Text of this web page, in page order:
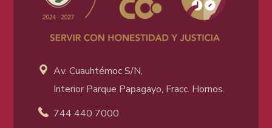
Av. Cuauhtémoc S/N,
Interior Parque Papagayo, Fracc. Hornos.
744 440 7000